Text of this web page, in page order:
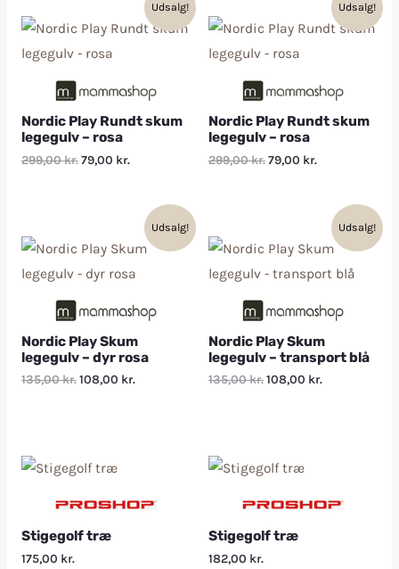
Udsalg!
Nordic Play Rundt skum
legegulv – rosa
299,00kr.79,00 kr.
Udsalg!
Nordic Play Rundt skum
legegulv – rosa
299,00kr.79,00 kr.
Udsalg!
Nordic Play Skum
legegulv – dyr rosa
135,00kr.108,00 kr.
Udsalg!
Nordic Play Skum
legegulv – transport blå
135,00kr.108,00 kr.
Stigegolf træ
175,00 kr.
Stigegolf træ
182,00 kr.